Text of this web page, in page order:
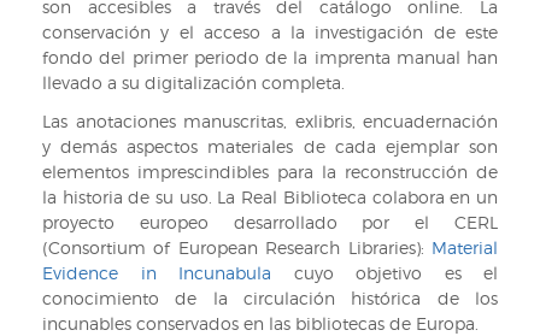
son accesibles a través del catálogo online. La
conservación y el acceso a la investigación de este
fondo del primer periodo de la imprenta manual han
llevado a su digitalización completa.
Las anotaciones manuscritas, exlibris, encuadernación
y demás aspectos materiales de cada ejemplar son
elementos imprescindibles para la reconstrucción de
la historia de su uso. La Real Biblioteca colabora en un
proyecto europeo desarrollado por el CERL
(Consortium of European Research Libraries): Material
Evidence in Incunabula cuyo objetivo es el
conocimiento de la circulación histórica de los
incunables conservados en las bibliotecas de Europa.